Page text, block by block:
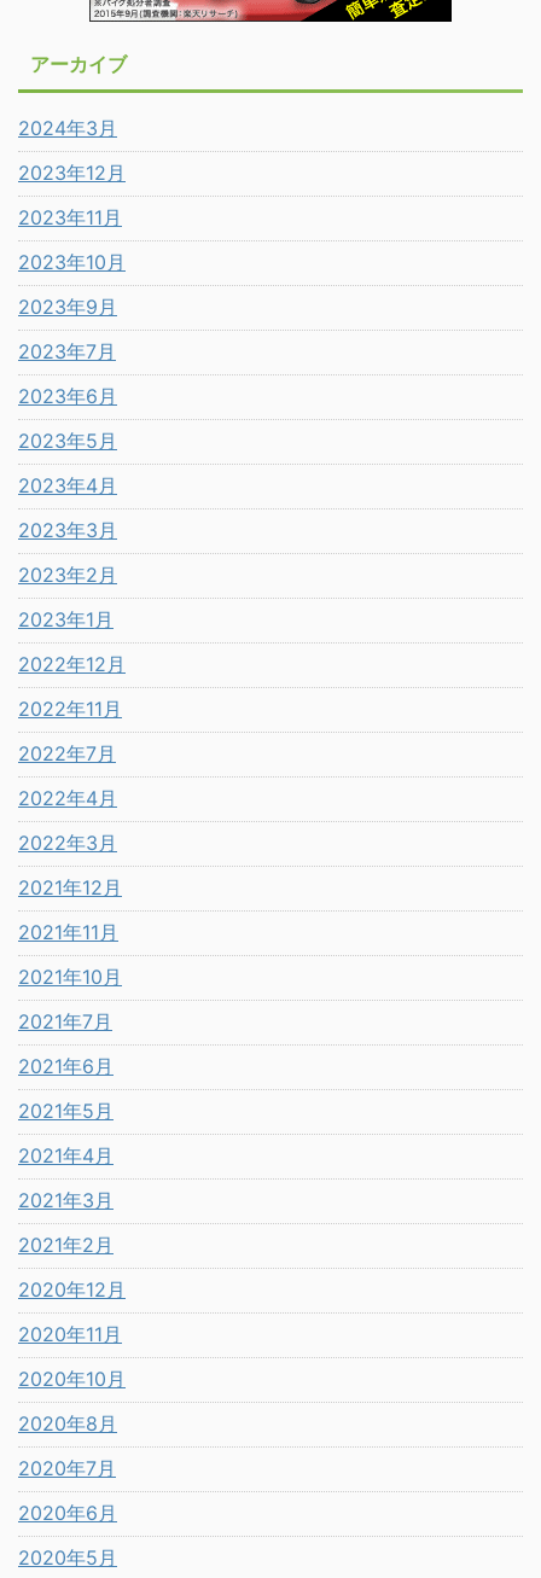
アーカイブ
2024年3月
2023年12月
2023年11月
2023年10月
2023年9月
2023年7月
2023年6月
2023年5月
2023年4月
2023年3月
2023年2月
2023年1月
2022年12月
2022年11月
2022年7月
2022年4月
2022年3月
2021年12月
2021年11月
2021年10月
2021年7月
2021年6月
2021年5月
2021年4月
2021年3月
2021年2月
2020年12月
2020年11月
2020年10月
2020年8月
2020年7月
2020年6月
2020年5月